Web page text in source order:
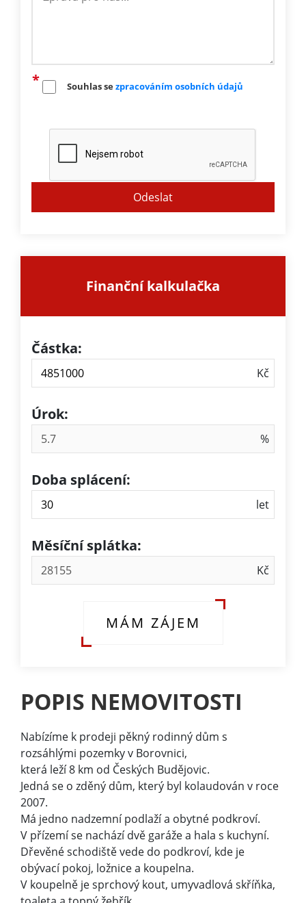
Souhlas se zpracováním osobních údajů
Finanční kalkulačka
Částka:
Úrok:
Doba splácení:
Měsíční splátka:
MÁM ZÁJEM
POPIS NEMOVITOSTI
Nabízíme k prodeji pěkný rodinný dům s
rozsáhlými pozemky v Borovnici,
která leží 8 km od Českých Budějovic.
Jedná se o zděný dům, který byl kolaudován v roce
2007.
Má jedno nadzemní podlaží a obytné podkroví.
V přízemí se nachází dvě garáže a hala s kuchyní.
Dřevěné schodiště vede do podkroví, kde je
obývací pokoj, ložnice a koupelna.
V koupelně je sprchový kout, umyvadlová skříňka,